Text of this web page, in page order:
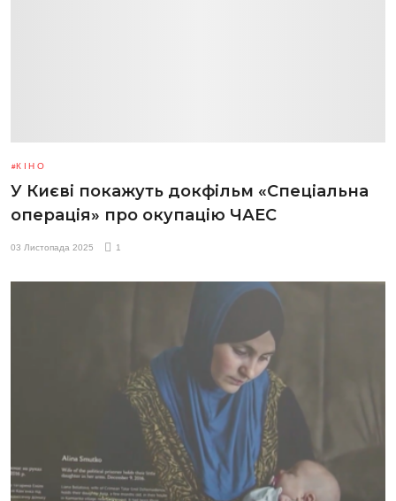
КІНО
У Києві покажуть докфільм «Спеціальна
операція» про окупацію ЧАЕС
03 Листопада 2025 1